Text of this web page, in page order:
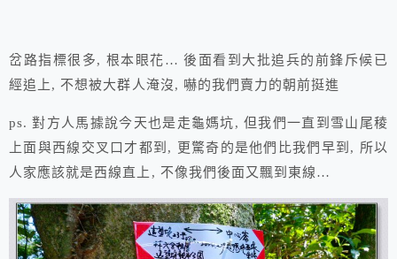
岔路指標很多, 根本眼花… 後面看到大批追兵的前鋒斥候已
經追上, 不想被大群人淹沒, 嚇的我們賣力的朝前挺進
ps. 對方人馬據說今天也是走龜媽坑, 但我們一直到雪山尾稜
上面與西線交叉口才都到, 更驚奇的是他們比我們早到, 所以
人家應該就是西線直上, 不像我們後面又飄到東線…